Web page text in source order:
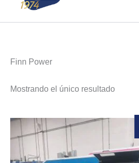
Finn Power
Mostrando el único resultado